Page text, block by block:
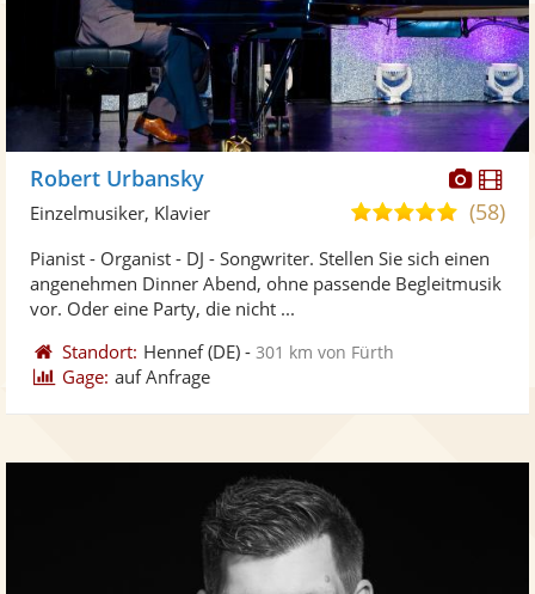
Fotos
Robert Urbansky
4,9
5
(58)
Einzelmusiker, Klavier
Pianist - Organist - DJ - Songwriter. Stellen Sie sich einen
angenehmen Dinner Abend, ohne passende Begleitmusik
vor. Oder eine Party, die nicht ...
Standort: Hennef(DE) -301 km von Fürth
Gage: auf Anfrage